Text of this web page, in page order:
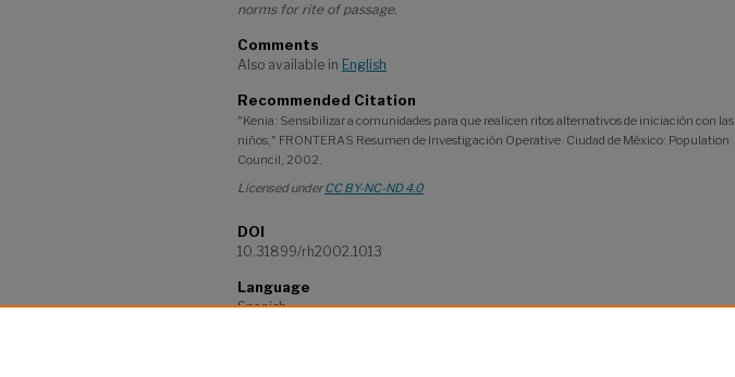
norms for rite of passage.
Comments
Also available in English
Recommended Citation
"Kenia: Sensibilizar a comunidades para que realicen ritos alternativos de iniciación con las
niños," FRONTERAS Resumen de Investigación Operative. Ciudad de México: Population
Council, 2002.
Licensed underCC BY-NC-ND 4.0
DOI
10.31899/rh2002.1013
Language
Spanish